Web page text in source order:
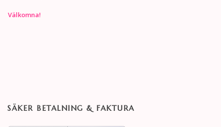
Välkomna!
SÄKER BETALNING & FAKTURA